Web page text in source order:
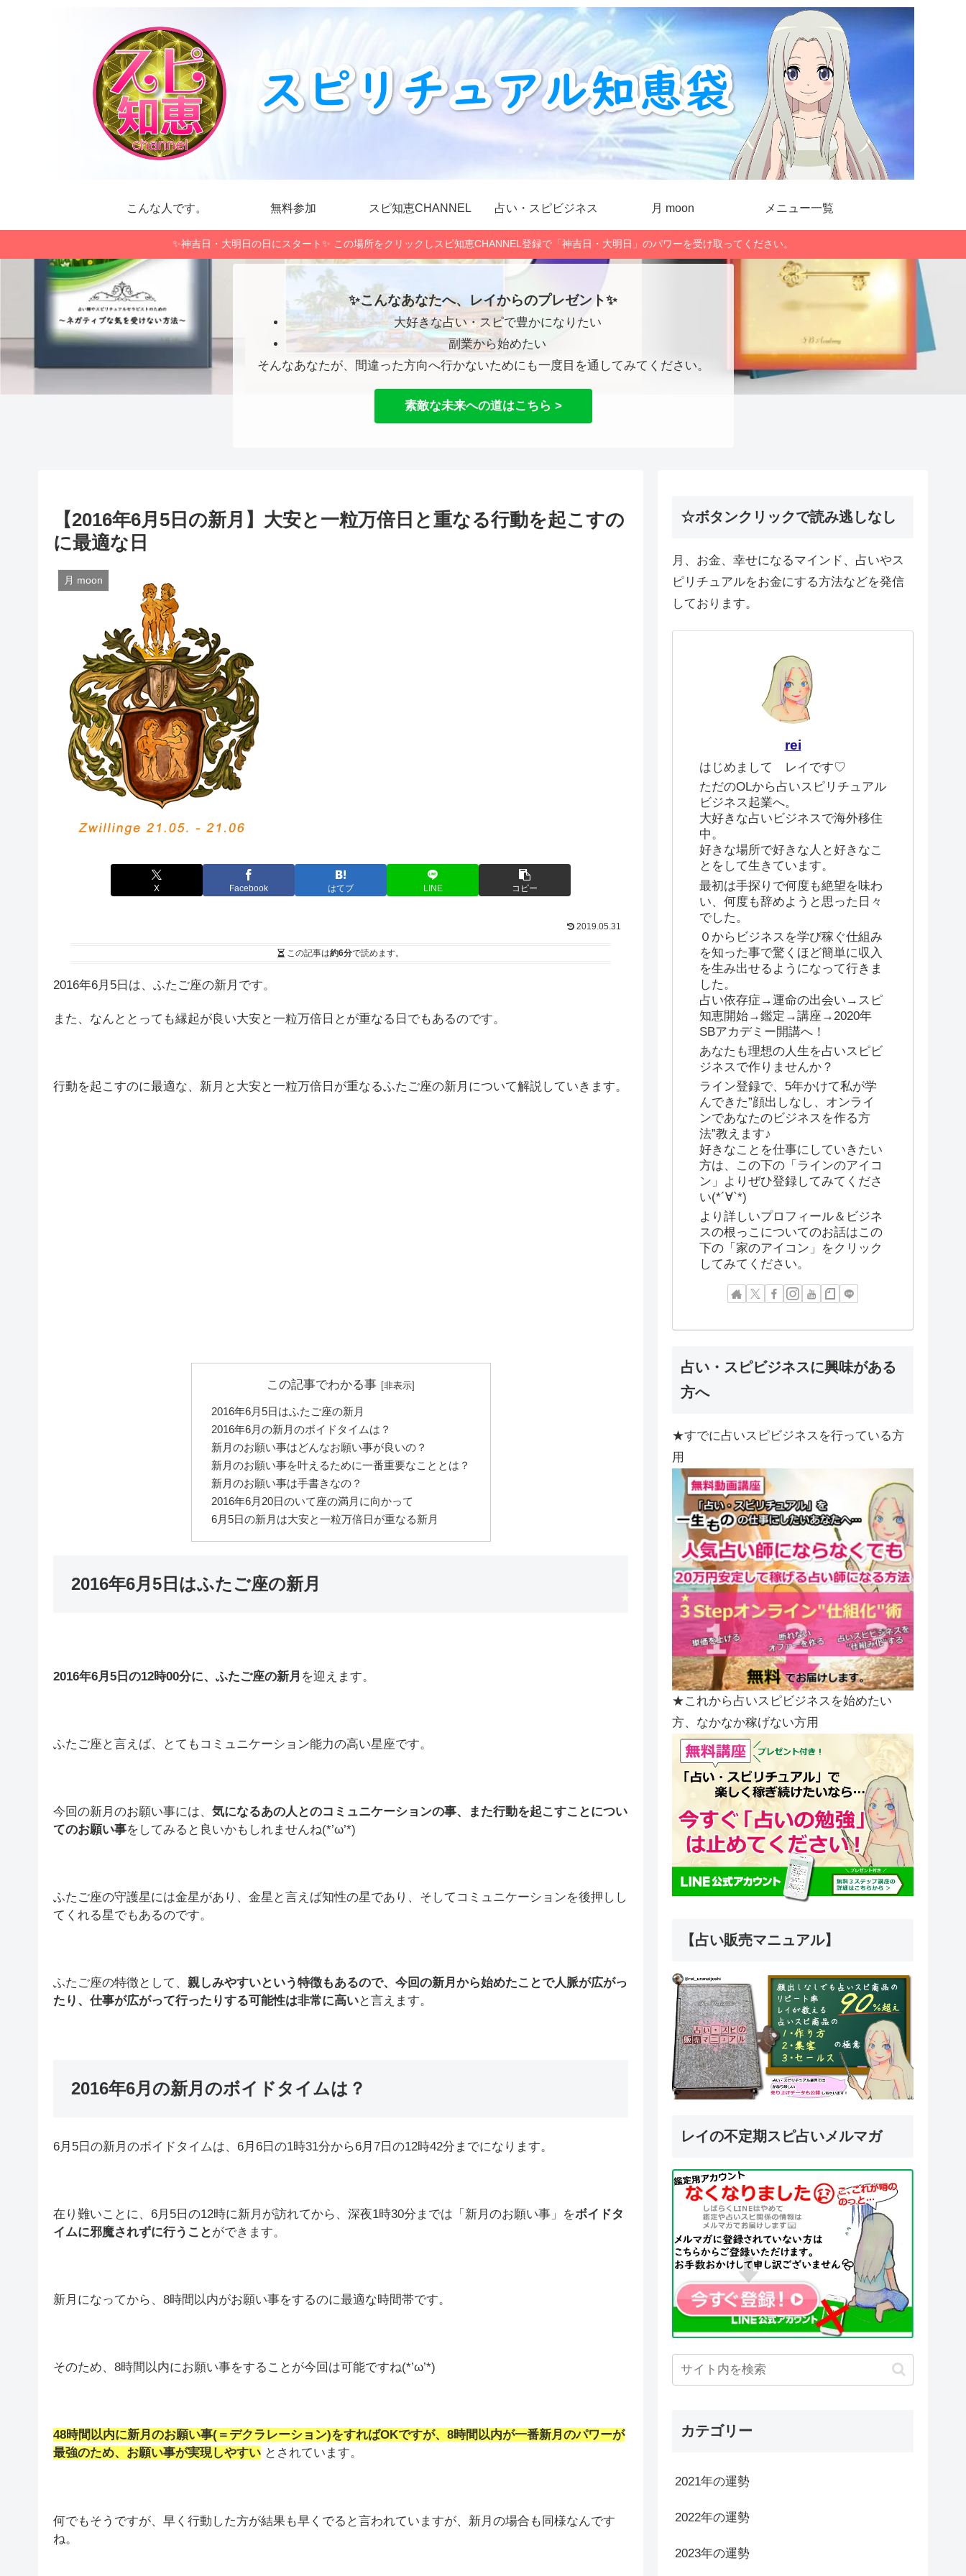
こんな人です。 無料参加 スピ知恵CHANNEL 占い・スピビジネス 月 moon メニュー一覧
✨神吉日・大明日の日にスタート✨ この場所をクリックしスピ知恵CHANNEL登録で「神吉日・大明日」のパワーを受け取ってください。
✨こんなあなたへ、レイからのプレゼント✨
大好きな占い・スピで豊かになりたい
副業から始めたい
そんなあなたが、間違った方向へ行かないためにも一度目を通してみてください。
素敵な未来への道はこちら >
【2016年6月5日の新月】大安と一粒万倍日と重なる行動を起こすの
に最適な日
月 moon
X Facebook はてブ LINE コピー
2019.05.31
この記事は約6分で読めます。
2016年6月5日は、ふたご座の新月です。
また、なんととっても縁起が良い大安と一粒万倍日とが重なる日でもあるのです。
行動を起こすのに最適な、新月と大安と一粒万倍日が重なるふたご座の新月について解説していきます。
この記事でわかる事
2016年6月5日はふたご座の新月
2016年6月の新月のボイドタイムは？
新月のお願い事はどんなお願い事が良いの？
新月のお願い事を叶えるために一番重要なこととは？
新月のお願い事は手書きなの？
2016年6月20日のいて座の満月に向かって
6月5日の新月は大安と一粒万倍日が重なる新月
2016年6月5日はふたご座の新月
2016年6月5日の12時00分に、ふたご座の新月 を迎えます。
ふたご座と言えば、とてもコミュニケーション能力の高い星座です。
今回の新月のお願い事には、 気になるあの人とのコミュニケーションの事、また行動を起こすことについ
てのお願い事をしてみると良いかもしれませんね(*’ω’*)
ふたご座の守護星には金星があり、金星と言えば知性の星であり、そしてコミュニケーションを後押しし
てくれる星でもあるのです。
ふたご座の特徴として、 親しみやすいという特徴もあるので、今回の新月から始めたことで人脈が広がっ
たり、仕事が広がって行ったりする可能性は非常に高いと言えます。
2016年6月の新月のボイドタイムは？
6月5日の新月のボイドタイムは、6月6日の1時31分から6月7日の12時42分までになります。
在り難いことに、6月5日の12時に新月が訪れてから、深夜1時30分までは「新月のお願い事」をボイドタ
イムに邪魔されずに行うこと ができます。
新月になってから、8時間以内がお願い事をするのに最適な時間帯です。
そのため、8時間以内にお願い事をすることが今回は可能ですね(*’ω’*)
48時間以内に新月のお願い事(＝デクラレーション)をすればOKですが、8時間以内が一番新月のパワーが
最強のため、お願い事が実現しやすい とされています。
何でもそうですが、早く行動した方が結果も早くでると言われていますが、新月の場合も同様なんです
ね。
☆ボタンクリックで読み逃しなし
月、お金、幸せになるマインド、占いやス
ピリチュアルをお金にする方法などを発信
しております。
rei
はじめまして レイです♡
ただのOLから占いスピリチュアル
ビジネス起業へ。
大好きな占いビジネスで海外移住
中。
好きな場所で好きな人と好きなこ
とをして生きています。
最初は手探りで何度も絶望を味わ
い、何度も辞めようと思った日々
でした。
０からビジネスを学び稼ぐ仕組み
を知った事で驚くほど簡単に収入
を生み出せるようになって行きま
した。
占い依存症→運命の出会い→スピ
知恵開始→鑑定→講座→2020年
SBアカデミー開講へ！
あなたも理想の人生を占いスピビ
ジネスで作りませんか？
ライン登録で、5年かけて私が学
んできた”顔出しなし、オンライ
ンであなたのビジネスを作る方
法”教えます♪
好きなことを仕事にしていきたい
方は、この下の「ラインのアイコ
ン」よりぜひ登録してみてくださ
い(*´∀`*)
より詳しいプロフィール＆ビジネ
スの根っこについてのお話はこの
下の「家のアイコン」をクリック
してみてください。
占い・スピビジネスに興味がある
方へ
★すでに占いスピビジネスを行っている方
用
★これから占いスピビジネスを始めたい
方、なかなか稼げない方用
【占い販売マニュアル】
レイの不定期スピ占いメルマガ
カテゴリー
2021年の運勢
2022年の運勢
2023年の運勢